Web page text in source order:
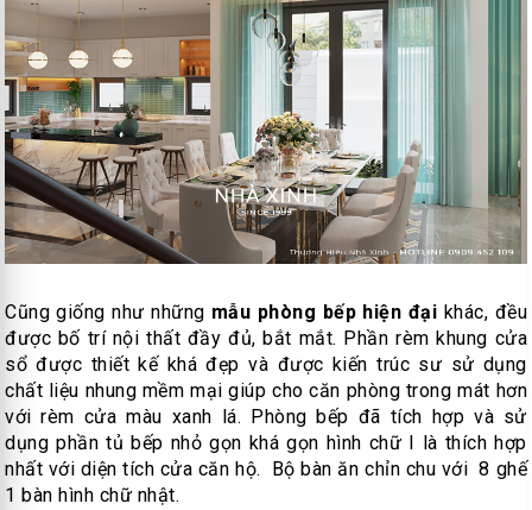
Cũng giống như những mẫu phòng bếp hiện đại khác, đều
được bố trí nội thất đầy đủ, bắt mắt. Phần rèm khung cửa
sổ được thiết kế khá đẹp và được kiến trúc sư sử dụng
chất liệu nhung mềm mại giúp cho căn phòng trong mát hơn
với rèm cửa màu xanh lá. Phòng bếp đã tích hợp và sử
dụng phần tủ bếp nhỏ gọn khá gọn hình chữ I là thích hợp
nhất với diện tích cửa căn hộ. Bộ bàn ăn chỉn chu với 8 ghế
1 bàn hình chữ nhật.